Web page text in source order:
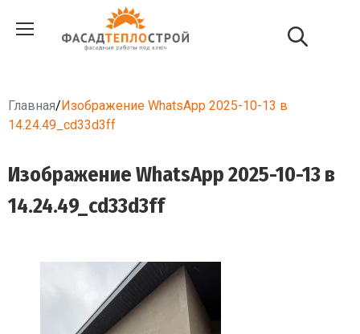
Главная/Изображение WhatsApp 2025-10-13 в
14.24.49_cd33d3ff
Изображение WhatsApp 2025-10-13 в
14.24.49_cd33d3ff